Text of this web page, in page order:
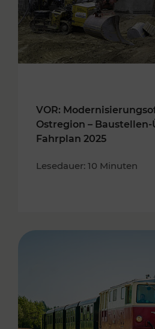
VOR:
Ostregion –
Fahrplan 2025
Lesedauer: 10 Minuten